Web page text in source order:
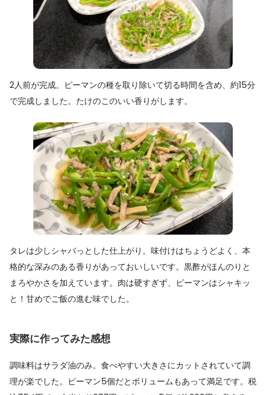
2人前が完成。ピーマンの種を取り除いて切る時間を含め、約15分
で完成しました。たけのこのいい香りがします。
タレは少しシャバっとした仕上がり。味付けはちょうどよく、本
格的な深みのある香りがあっておいしいです。黒酢がほんのりと
まろやかさを加えています。肉は硬すぎず、ピーマンはシャキッ
と！甘めでご飯の進む味でした。
実際に作ってみた感想
調味料はサラダ油のみ。食べやすい大きさにカットされていて調
理が楽でした。ピーマン5個だとボリュームもあって満足です。税